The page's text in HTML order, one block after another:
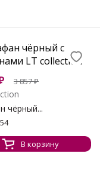
3 857₽
чёрный...
В корзину